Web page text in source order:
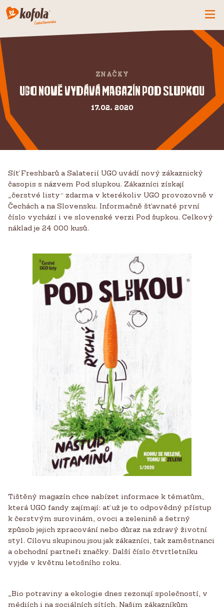
KOFOLA
PRODUKTY
KONTAKTY
CZ SK EN
ZNAČKY
UGO nově vydává magazín Pod slupkou
17.02. 2020
Síť Freshbarů a Salaterií UGO uvádí nový zákaznický
časopis s názvem Pod slupkou. Zákazníci získají
„čerstvé listy“ zdarma v kterékoliv UGO provozovně v
Čechách a na Slovensku. Informačně šťavnaté první
číslo vychází i ve slovenské verzi Pod šupkou. Celkový
náklad je 24 000 kusů.
Tištěný magazín chce nabízet informace k tématům,
která UGO fandy zajímají: ať už je to odpovědný přístup
k čerstvým surovinám, ovoci a zelenině a šetrný
způsob jejich zpracování nebo důraz na zdravý životní
styl. Cílovu skupinou jsou jak zákazníci, tak zaměstnanci
a obchodní partneři značky. Další číslo čtvrtletníku
vyjde v květnu letošního roku.
„Bio potraviny a ekologie dnes rezonují společností, v
médiích i na sociálních sítích. Našim zákazníkům